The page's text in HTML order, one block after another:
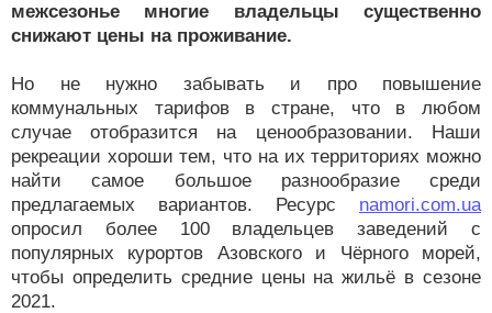
межсезонье многие владельцы существенно
снижают цены на проживание.
Но не нужно забывать и про повышение
коммунальных тарифов в стране, что в любом
случае отобразится на ценообразовании. Наши
рекреации хороши тем, что на их территориях можно
найти самое большое разнообразие среди
предлагаемых вариантов. Ресурс namori.com.ua
опросил более 100 владельцев заведений с
популярных курортов Азовского и Чёрного морей,
чтобы определить средние цены на жильё в сезоне
2021.